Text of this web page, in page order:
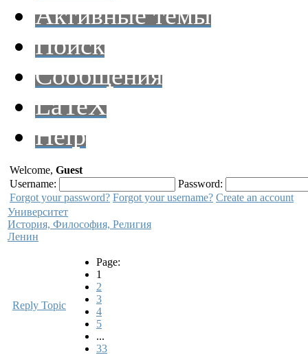
Активные темы
Поиск
Сообщения
LaTeX
Help
Welcome, Guest
Username:
Password:
Forgot your password? Forgot your username? Create an account
Университет
История, Философия, Религия
Ленин
Reply Topic
Page:
1
2
3
4
5
...
33